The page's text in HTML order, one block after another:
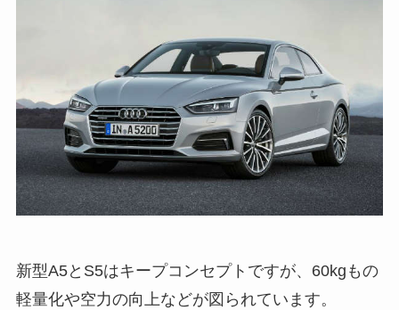
新型A5とS5はキープコンセプトですが、60kgもの
軽量化や空力の向上などが図られています。